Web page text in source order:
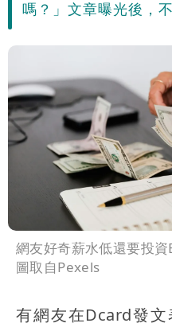
嗎？」文章曝光後，
網友好奇薪水低還要投
圖取自Pexels
有網友在Dcard發